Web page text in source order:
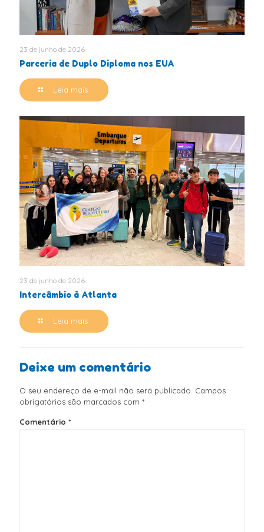
23 de junho de 2026
Parceria de Duplo Diploma nos EUA
Leia mais
23 de junho de 2026
Intercâmbio à Atlanta
Leia mais
Deixe um comentário
O seu endereço de e-mail não será publicado. Campos
obrigatórios são marcados com *
Comentário *